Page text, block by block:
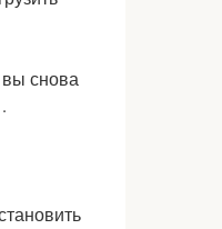
вы снова